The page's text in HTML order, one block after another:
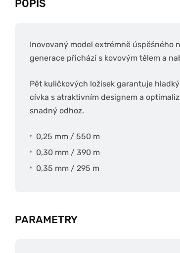
POPIS
Inovovaný model extrémně úspěšného
generace přichází s kovovým tělem a
Pět kuličkových ložisek garantuje
cívka s atraktivním designem a
snadný odhoz.
0,25 mm / 550 m
0,30 mm / 390 m
0,35 mm / 295 m
PARAMETRY